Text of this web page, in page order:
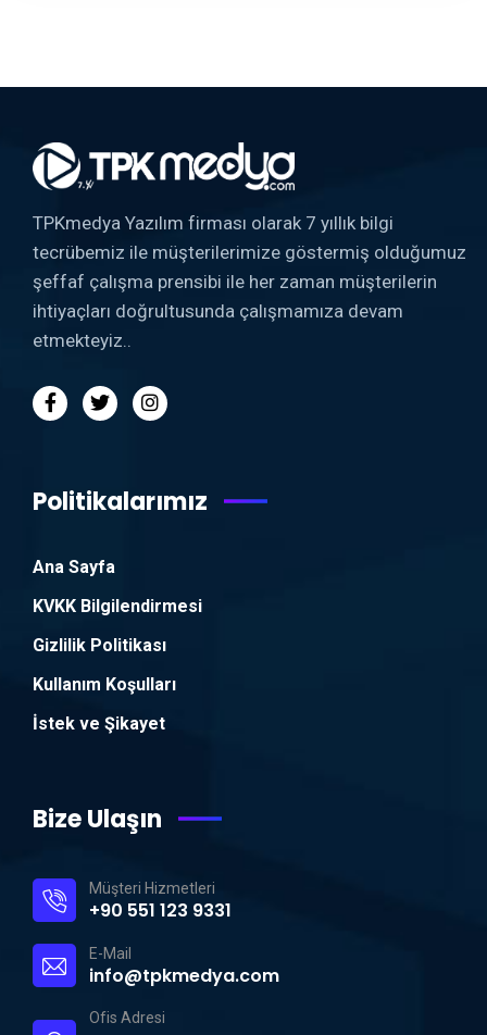
TPKmedya Yazılım firması olarak 7 yıllık bilgi
tecrübemiz ile müşterilerimize göstermiş olduğumuz
şeffaf çalışma prensibi ile her zaman müşterilerin
ihtiyaçları doğrultusunda çalışmamıza devam
etmekteyiz..
Politikalarımız
Ana Sayfa
KVKK Bilgilendirmesi
Gizlilik Politikası
Kullanım Koşulları
İstek ve Şikayet
Bize Ulaşın
Müşteri Hizmetleri
+90 551 123 9331
E-Mail
info@tpkmedya.com
Ofis Adresi